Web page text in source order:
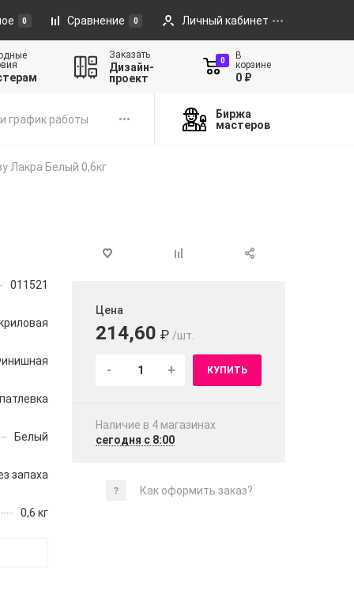
0 Сравнение 0 Личный кабинет
Заказать
Дизайн-
проект
0
В
корзине
0 ₽
график работы
Биржа
мастеров
Лакра Белый 0,6кг
011521
Белый
запаха
0,6 кг
Цена
214,60 ₽ /шт.
- + КУПИТЬ
Наличие в 4 магазинах
сегодня с 8:00
Как оформить заказ?